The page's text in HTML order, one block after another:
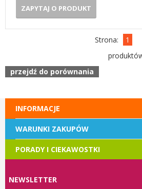
ZAPYTAJ O PRODUKT
Strona:
1
przejdź do porównania
INFORMACJE
WARUNKI ZAKUPÓW
PORADY I CIEKAWOSTKI
NEWSLETTER